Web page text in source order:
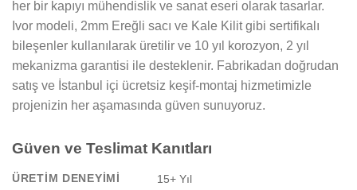
her bir kapıyı mühendislik ve sanat eseri olarak tasarlar.
Ivor modeli, 2mm Ereğli sacı ve Kale Kilit gibi sertifikalı
bileşenler kullanılarak üretilir ve 10 yıl korozyon, 2 yıl
mekanizma garantisi ile desteklenir. Fabrikadan doğrudan
satış ve İstanbul içi ücretsiz keşif-montaj hizmetimizle
projenizin her aşamasında güven sunuyoruz.
Güven ve Teslimat Kanıtları
ÜRETIM DENEYIMI 15+ Yıl